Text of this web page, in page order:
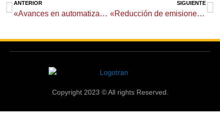
ANTERIOR
«Avances en automatización para el sector energético»
SIGUIENTE
«Reducción de emisiones en la industria automotriz mexicana»
Copyright 2023 © All rights Reserved.